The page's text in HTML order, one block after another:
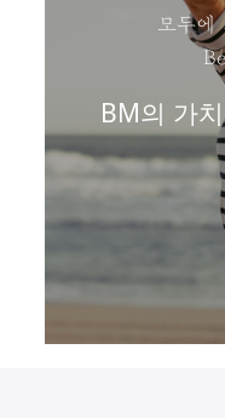
모두에
BM의 가